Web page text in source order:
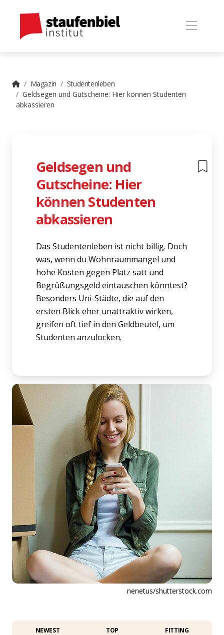
Magazin
Studentenleben
Geldsegen und Gutscheine: Hier können Studenten
abkassieren
Geldsegen und
Gutscheine: Hier
können Studenten
abkassieren
Das Studentenleben ist nicht billig. Doch
was, wenn du Wohnraummangel und
hohe Kosten gegen Platz satt und
Begrüßungsgeld eintauschen könntest?
Besonders Uni-Städte, die auf den
ersten Blick eher unattraktiv wirken,
greifen oft tief in den Geldbeutel, um
Studenten anzulocken.
nenetus/shutterstock.com
NEWEST TOP FITTING